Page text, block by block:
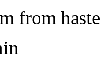
from haste